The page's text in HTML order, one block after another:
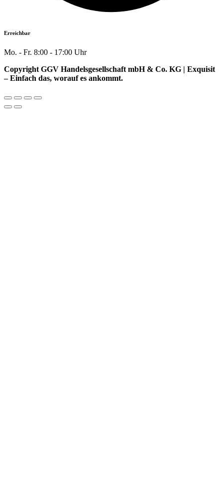
Erreichbar
Mo. - Fr. 8:00 - 17:00 Uhr
Copyright GGV Handelsgesellschaft mbH & Co. KG | Exquisit
– Einfach das, worauf es ankommt.